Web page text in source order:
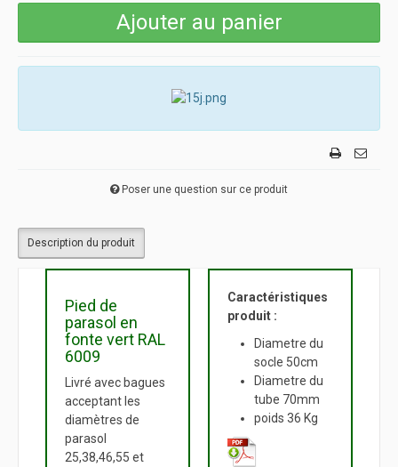
Poser une question sur ce produit
Description du produit
Pied de
parasol en
fonte vert RAL
6009
Livré avec bagues
acceptant les
diamètres de
parasol
25,38,46,55 et
Caractéristiques
produit :
Diametre du
socle 50cm
Diametre du
tube 70mm
poids 36 Kg